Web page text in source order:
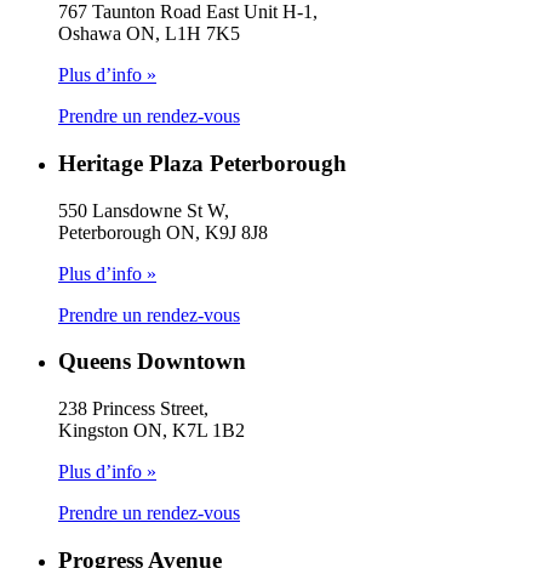
767 Taunton Road East Unit H-1,
Oshawa ON, L1H 7K5
Plus d’info »
Prendre un rendez-vous
Heritage Plaza Peterborough
550 Lansdowne St W,
Peterborough ON, K9J 8J8
Plus d’info »
Prendre un rendez-vous
Queens Downtown
238 Princess Street,
Kingston ON, K7L 1B2
Plus d’info »
Prendre un rendez-vous
Progress Avenue